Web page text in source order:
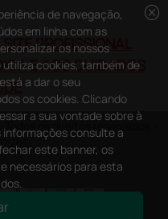
PROFISSIONAL
E AOS CUIDADOS
os direitos reservados -
cancel
de navegação,
em linha com as
os nossos
cookies, também de
a dar o seu
os cookies. Clicando
a sua vontade sobre à
informações consulte a
este banner, os
necessários para esta